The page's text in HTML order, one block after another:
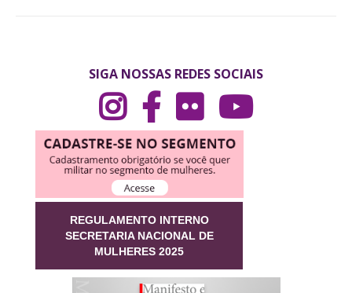
SIGA NOSSAS REDES SOCIAIS
REGULAMENTO INTERNO
SECRETARIA NACIONAL DE
MULHERES 2025